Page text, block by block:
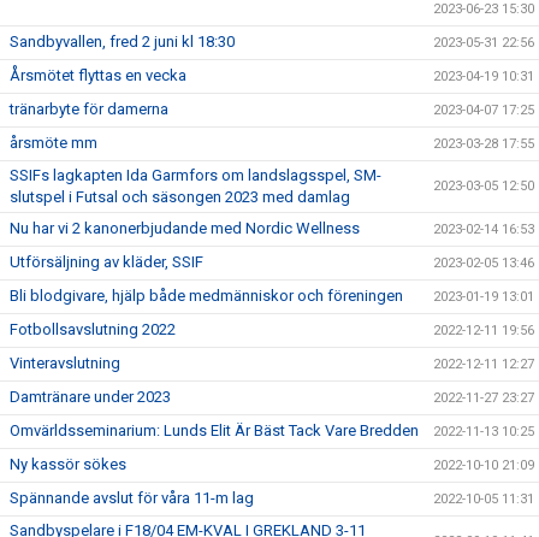
2023-06-23 15:30
Sandbyvallen, fred 2 juni kl 18:30 2023-05-31 22:56
Årsmötet flyttas en vecka 2023-04-19 10:31
tränarbyte för damerna 2023-04-07 17:25
årsmöte mm 2023-03-28 17:55
SSIFs lagkapten Ida Garmfors om landslagsspel, SM-
slutspel i Futsal och säsongen 2023 med damlag
2023-03-05 12:50
Nu har vi 2 kanonerbjudande med Nordic Wellness 2023-02-14 16:53
Utförsäljning av kläder, SSIF 2023-02-05 13:46
Bli blodgivare, hjälp både medmänniskor och föreningen 2023-01-19 13:01
Fotbollsavslutning 2022 2022-12-11 19:56
Vinteravslutning 2022-12-11 12:27
Damtränare under 2023 2022-11-27 23:27
Omvärldsseminarium: Lunds Elit Är Bäst Tack Vare Bredden 2022-11-13 10:25
Ny kassör sökes 2022-10-10 21:09
Spännande avslut för våra 11-m lag 2022-10-05 11:31
Sandbyspelare i F18/04 EM-KVAL I GREKLAND 3-11